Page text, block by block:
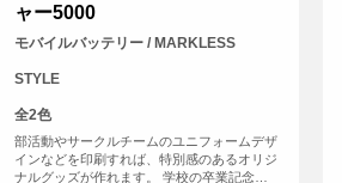
ャー5000
モバイルバッテリー / MARKLESS
STYLE
全2色
部活動やサークルチームのユニフォームデザ
インなどを印刷すれば、特別感のあるオリジ
ナルグッズが作れます。 学校の卒業記念品